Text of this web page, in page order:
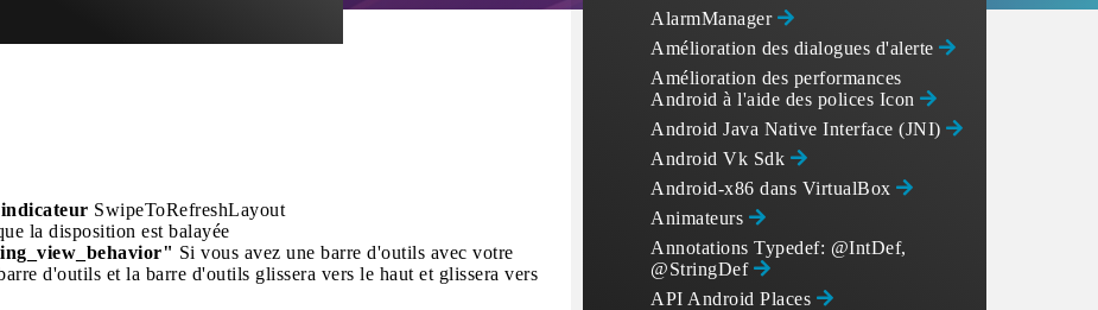
indicateur SwipeToRefreshLayout
la disposition est balayée
Si vous avez une barre d'outils avec votre
d'outils et la barre d'outils glissera vers le haut et glissera vers
AlarmManager
Amélioration des dialogues d'alerte
Amélioration des performances
Android à l'aide des polices Icon
Android Java Native Interface (JNI)
Android Vk Sdk
Android-x86 dans VirtualBox
Animateurs
Annotations Typedef: @IntDef,
@StringDef
API Android Places